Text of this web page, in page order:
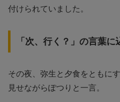
付けられていました。
「次、行く？」の言葉に
その夜、弥生と夕食をともに
見せながらぽつりと一言。